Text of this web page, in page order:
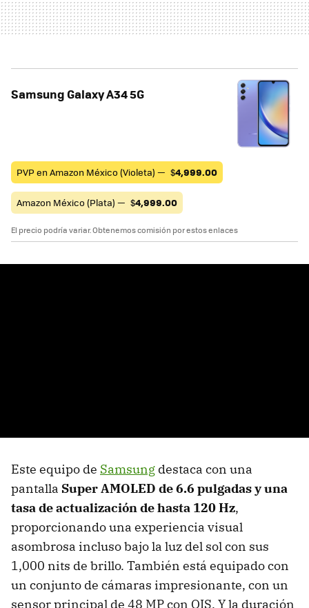
Samsung Galaxy A34 5G
PVP en Amazon México (Violeta) — $4,999.00
Amazon México (Plata) — $4,999.00
El precio podría variar. Obtenemos comisión por estos enlaces
Este equipo de Samsung destaca con una
pantalla Super AMOLED de 6.6 pulgadas y una
tasa de actualización de hasta 120 Hz,
proporcionando una experiencia visual
asombrosa incluso bajo la luz del sol con sus
1,000 nits de brillo. También está equipado con
un conjunto de cámaras impresionante, con un
sensor principal de 48 MP con OIS. Y la duración